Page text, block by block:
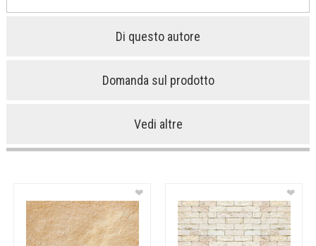
Di questo autore
Domanda sul prodotto
Vedi altre
❤ ❤